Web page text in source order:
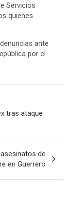
Servicios
quienes
ante
por el
tras ataque
de
en Guerrero